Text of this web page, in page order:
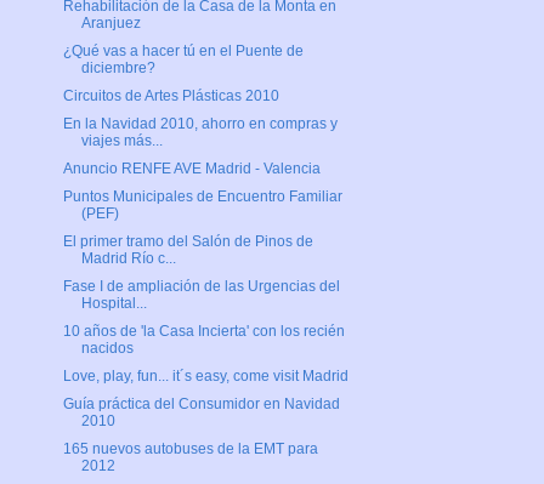
Rehabilitación de la Casa de la Monta en
Aranjuez
¿Qué vas a hacer tú en el Puente de
diciembre?
Circuitos de Artes Plásticas 2010
En la Navidad 2010, ahorro en compras y
viajes más...
Anuncio RENFE AVE Madrid - Valencia
Puntos Municipales de Encuentro Familiar
(PEF)
El primer tramo del Salón de Pinos de
Madrid Río c...
Fase I de ampliación de las Urgencias del
Hospital...
10 años de 'la Casa Incierta' con los recién
nacidos
Love, play, fun... it´s easy, come visit Madrid
Guía práctica del Consumidor en Navidad
2010
165 nuevos autobuses de la EMT para
2012